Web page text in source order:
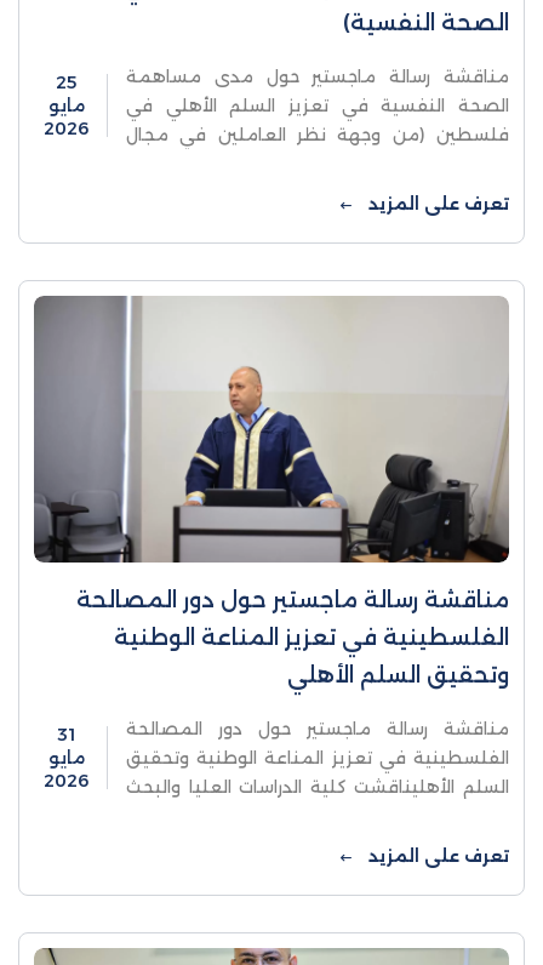
الصحة النفسية)
مناقشة رسالة ماجستير حول مدى مساهمة
الصحة النفسية في تعزيز السلم الأهلي في
فلسطين (من وجهة نظر العاملين في مجال
والبحث العلمي في جامعة الاستقلال ...
25
مايو
2026
تعرف على المزيد
مناقشة رسالة ماجستير حول دور المصالحة
الفلسطينية في تعزيز المناعة الوطنية
وتحقيق السلم الأهلي
مناقشة رسالة ماجستير حول دور المصالحة
الفلسطينية في تعزيز المناعة الوطنية وتحقيق
السلم الأهليناقشت كلية الدراسات العليا والبحث
الأمن والسلم الأهلي، رسالة ماجستير للطالب ...
31
مايو
2026
تعرف على المزيد